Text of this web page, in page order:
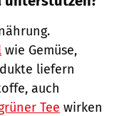
wie Gemüse,
liefern
auch
Tee wirken